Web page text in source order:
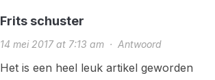
Frits schuster
14 mei 2017 at 7:13 am· Antwoord
Het is een heel leuk artikel geworden